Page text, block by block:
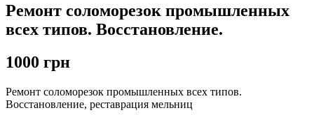
Ремонт соломорезок промышленных
всех типов. Восстановление.
1000 грн
Ремонт соломорезок промышленных всех типов.
Восстановление, реставрация мельниц